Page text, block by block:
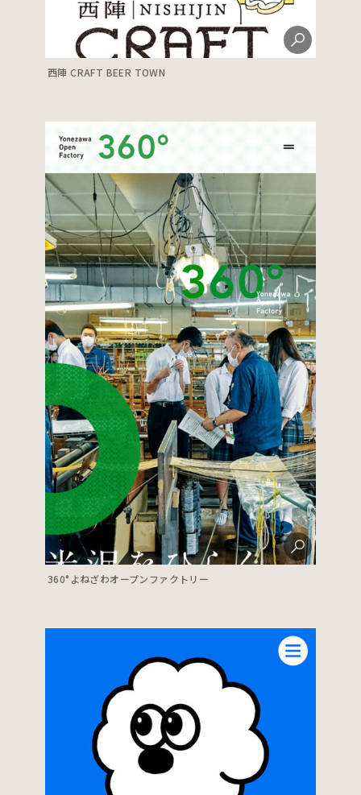
西陣 CRAFT BEER TOWN
360°よねざわオープンファクトリー